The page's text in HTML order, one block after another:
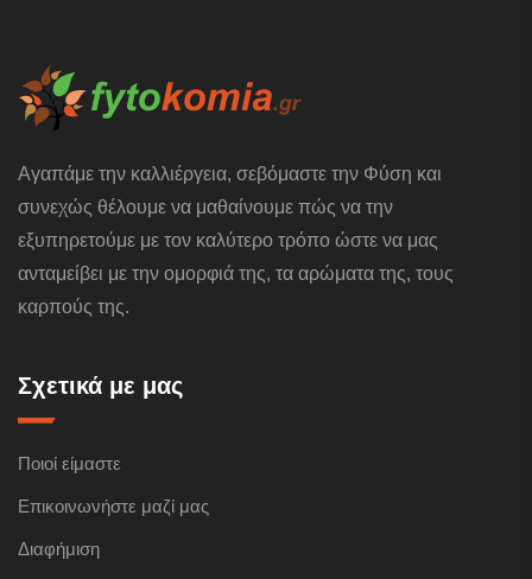
Αγαπάμε την καλλιέργεια, σεβόμαστε την Φύση και
συνεχώς θέλουμε να μαθαίνουμε πώς να την
εξυπηρετούμε με τον καλύτερο τρόπο ώστε να μας
ανταμείβει με την ομορφιά της, τα αρώματα της, τους
καρπούς της.
Σχετικά με μας
Ποιοί είμαστε
Επικοινωνήστε μαζί μας
Διαφήμιση